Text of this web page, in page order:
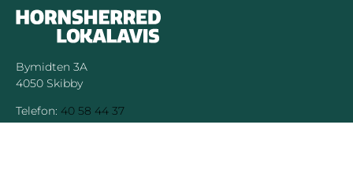
Bymidten 3A
4050 Skibby
Telefon: 40 58 44 37
Email:patrick@hornsherredlokalavis.dk